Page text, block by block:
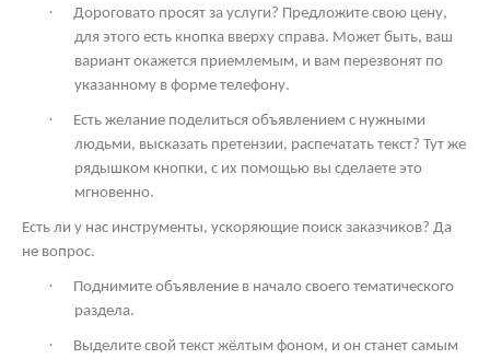
·
Дороговато просят за услуги? Предложите свою цену,
для этого есть кнопка вверху справа. Может быть, ваш
вариант окажется приемлемым, и вам перезвонят по
указанному в форме телефону.
·
Есть желание поделиться объявлением с нужными
людьми, высказать претензии, распечатать текст? Тут же
рядышком кнопки, с их помощью вы сделаете это
мгновенно.
Есть ли у нас инструменты, ускоряющие поиск заказчиков? Да
не вопрос.
·
Поднимите объявление в начало своего тематического
раздела.
·
Выделите свой текст жёлтым фоном, и он станет самым